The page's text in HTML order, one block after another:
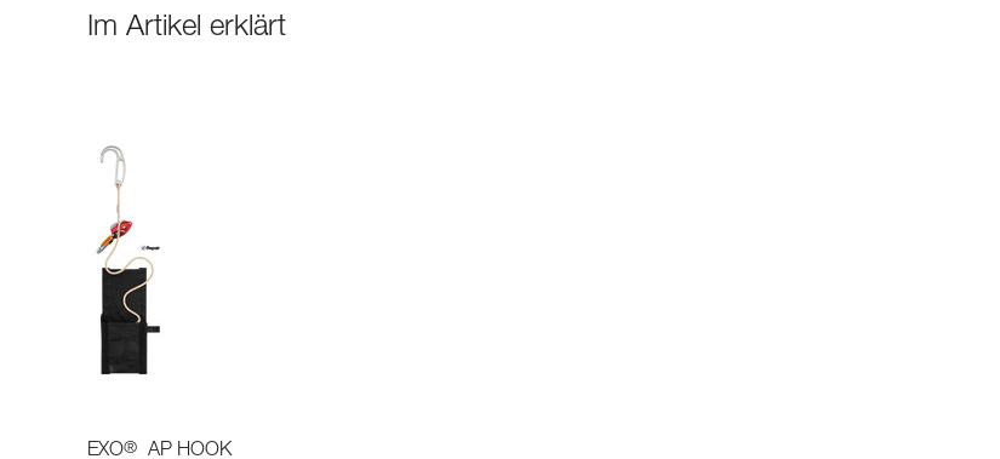
Im Artikel erklärt
EXO® AP HOOK